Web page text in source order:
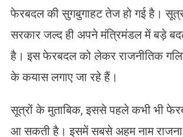
फेरबदल की सुगबुगाहट तेज हो गई है।
सरकार जल्द ही अपने मंत्रिमंडल में बड़े
है। इस फेरबदल को लेकर राजनीतिक
के कयास लगाए जा रहे हैं।
सूत्रों के मुताबिक, इससे पहले कभी भी
आ सकती है। इसमें सबसे अहम नाम